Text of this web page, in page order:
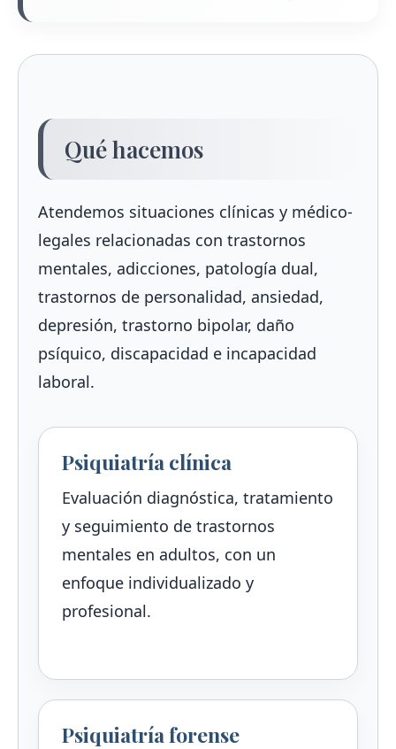
Qué hacemos
Atendemos situaciones clínicas y médico-
legales relacionadas con trastornos
mentales, adicciones, patología dual,
trastornos de personalidad, ansiedad,
depresión, trastorno bipolar, daño
psíquico, discapacidad e incapacidad
laboral.
Psiquiatría clínica
Evaluación diagnóstica, tratamiento
y seguimiento de trastornos
mentales en adultos, con un
enfoque individualizado y
profesional.
Psiquiatría forense